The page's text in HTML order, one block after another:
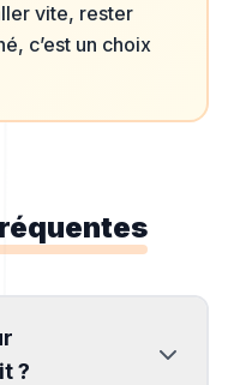
vite, rester
c’est un choix
?